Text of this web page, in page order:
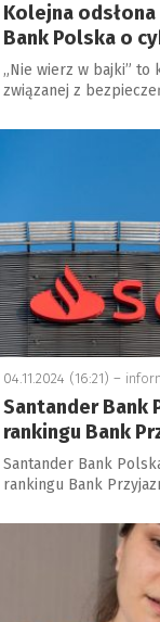
Kolejna
Bank Polska o
„Nie wierz w bajki” to
związanej z
04.11.2024 (16:21) –
Santander Bank
rankingu Bank
Santander Bank
rankingu Bank